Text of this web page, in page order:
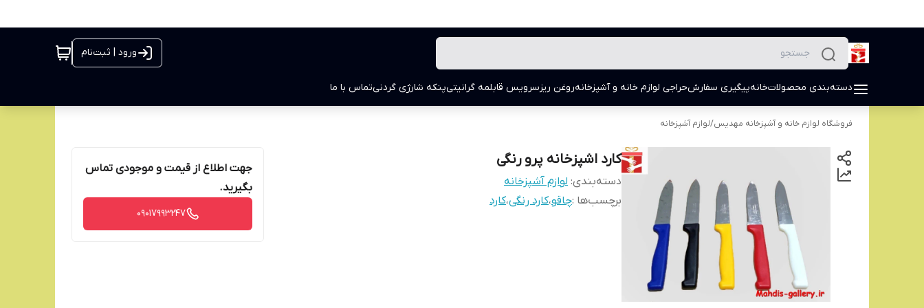
ورود | ثبت‌نام
دسته‌بندی محصولاتخانهپیگیری سفارشحراجی لوازم خانه و آشپزخانهروغن ریزسرویس قابلمه گرانیتیپنکه شارژی گردنیتماس با ما
فروشگاه لوازم خانه و آشپزخانه مهدیس/لوازم آشپزخانه
کارد اشپزخانه پرو رنگی
دسته‌بندی: لوازم آشپزخانه
برچسب‌ها :چاقو،کارد رنگی،کارد
جهت اطلاع از قیمت و موجودی تماس
بگیرید.
09017993247